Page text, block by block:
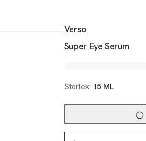
Verso
Super Eye Serum
Storlek: 15 ML